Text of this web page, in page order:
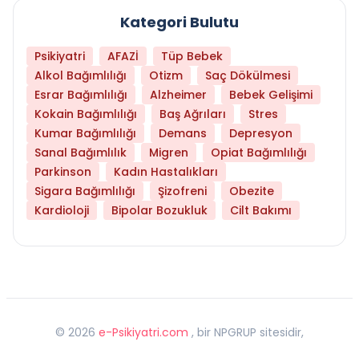
Kategori Bulutu
Psikiyatri AFAZİ
Tüp Bebek
Alkol Bağımlılığı
Otizm
Saç Dökülmesi
Esrar Bağımlılığı
Alzheimer
Bebek Gelişimi
Kokain Bağımlılığı
Baş Ağrıları
Stres
Kumar Bağımlılığı
Demans
Depresyon
Sanal Bağımlılık
Migren
Opiat Bağımlılığı
Parkinson
Kadın Hastalıkları
Sigara Bağımlılığı
Şizofreni
Obezite
Kardioloji
Bipolar Bozukluk Cilt Bakımı
© 2026 e-Psikiyatri.com , bir NPGRUP sitesidir,